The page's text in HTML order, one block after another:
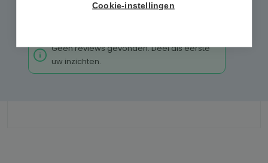
Geen reviews gevonden. Deel als eerste
uw inzichten.
Cookie-instellingen